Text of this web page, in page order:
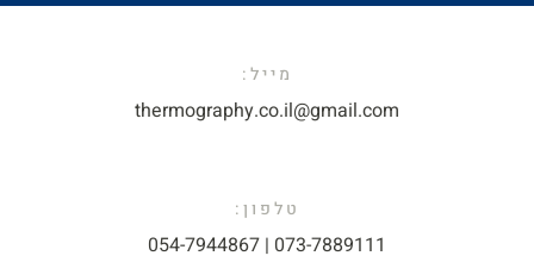
מייל:​
thermography.co.il@gmail.com​
טלפון:
073-7889111 | 054-7944867​